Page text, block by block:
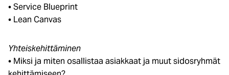
• Service Blueprint
• Lean Canvas
Yhteiskehittäminen
• Miksi ja miten osallistaa asiakkaat ja muut sidosryhmät